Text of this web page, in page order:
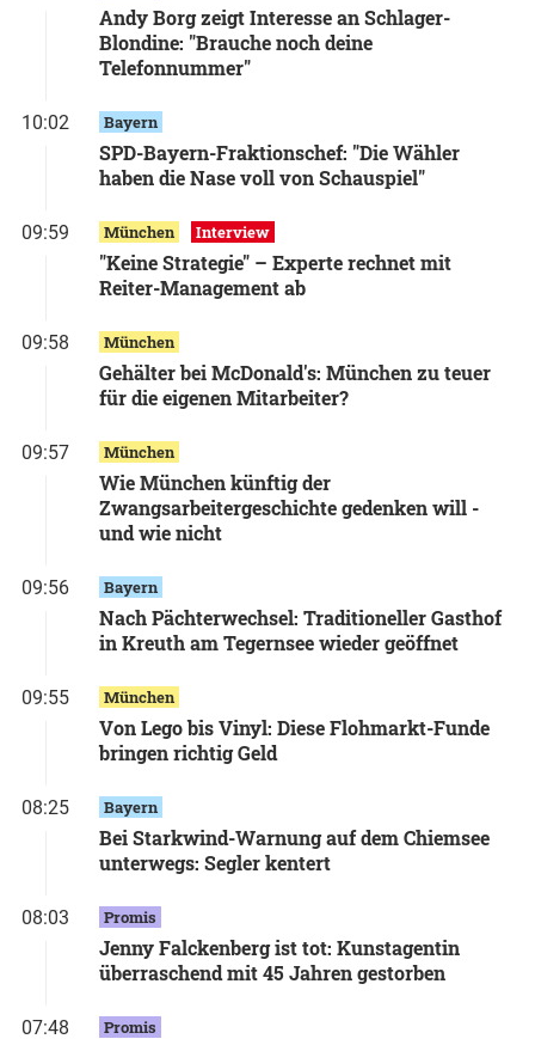
Andy Borg zeigt Interesse an Schlager-
Blondine: "Brauche noch deine
Telefonnummer"
10:02 Bayern
SPD-Bayern-Fraktionschef: "Die Wähler
haben die Nase voll von Schauspiel"
09:59 München Interview
"Keine Strategie" – Experte rechnet mit
Reiter-Management ab
09:58 München
Gehälter bei McDonald's: München zu teuer
für die eigenen Mitarbeiter?
09:57 München
Wie München künftig der
Zwangsarbeitergeschichte gedenken will -
und wie nicht
09:56 Bayern
Nach Pächterwechsel: Traditioneller Gasthof
in Kreuth am Tegernsee wieder geöffnet
09:55 München
Von Lego bis Vinyl: Diese Flohmarkt-Funde
bringen richtig Geld
08:25 Bayern
Bei Starkwind-Warnung auf dem Chiemsee
unterwegs: Segler kentert
08:03 Promis
Jenny Falckenberg ist tot: Kunstagentin
überraschend mit 45 Jahren gestorben
07:48 Promis